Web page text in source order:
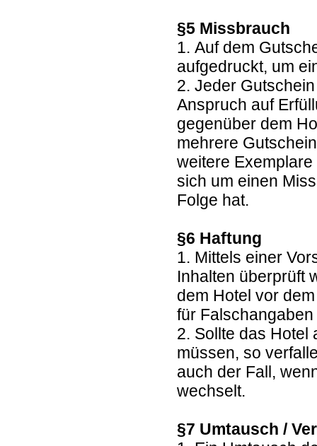
§5 Missbrauch
1. Auf dem
aufgedruckt, um
2. Jeder
Anspruch auf
gegenüber dem
mehrere
weitere
sich um einen
Folge hat.
§6 Haftung
1. Mittels einer
Inhalten überprüft
dem Hotel vor
für
2. Sollte das Hotel
müssen, so
auch der Fall,
wechselt.
§7 Umtausch /